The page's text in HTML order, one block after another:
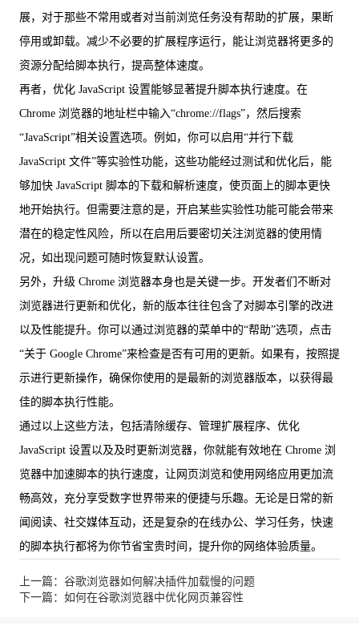
展，对于那些不常用或者对当前浏览任务没有帮助的扩展，果断
停用或卸载。减少不必要的扩展程序运行，能让浏览器将更多的
资源分配给脚本执行，提高整体速度。
再者，优化 JavaScript 设置能够显著提升脚本执行速度。在
Chrome 浏览器的地址栏中输入“chrome://flags”，然后搜索
“JavaScript”相关设置选项。例如，你可以启用“并行下载
JavaScript 文件”等实验性功能，这些功能经过测试和优化后，能
够加快 JavaScript 脚本的下载和解析速度，使页面上的脚本更快
地开始执行。但需要注意的是，开启某些实验性功能可能会带来
潜在的稳定性风险，所以在启用后要密切关注浏览器的使用情
况，如出现问题可随时恢复默认设置。
另外，升级 Chrome 浏览器本身也是关键一步。开发者们不断对
浏览器进行更新和优化，新的版本往往包含了对脚本引擎的改进
以及性能提升。你可以通过浏览器的菜单中的“帮助”选项，点击
“关于 Google Chrome”来检查是否有可用的更新。如果有，按照提
示进行更新操作，确保你使用的是最新的浏览器版本，以获得最
佳的脚本执行性能。
通过以上这些方法，包括清除缓存、管理扩展程序、优化
JavaScript 设置以及及时更新浏览器，你就能有效地在 Chrome 浏
览器中加速脚本的执行速度，让网页浏览和使用网络应用更加流
畅高效，充分享受数字世界带来的便捷与乐趣。无论是日常的新
闻阅读、社交媒体互动，还是复杂的在线办公、学习任务，快速
的脚本执行都将为你节省宝贵时间，提升你的网络体验质量。
上一篇：谷歌浏览器如何解决插件加载慢的问题
下一篇：如何在谷歌浏览器中优化网页兼容性